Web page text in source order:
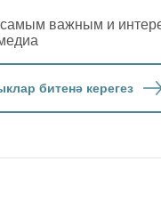
самым важным и
битенә керегез